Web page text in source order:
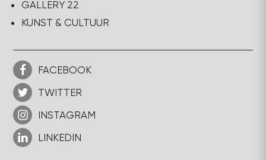
GALLERY 22
KUNST & CULTUUR
FACEBOOK
TWITTER
INSTAGRAM
LINKEDIN